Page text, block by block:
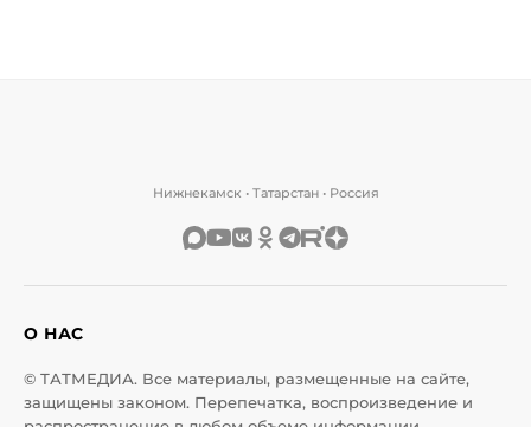
Нижнекамск • Татарстан • Россия
О НАС
© ТАТМЕДИА. Все материалы, размещенные на сайте,
защищены законом. Перепечатка, воспроизведение и